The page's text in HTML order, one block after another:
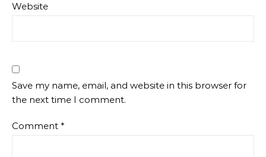
Website
Save my name, email, and website in this browser for
the next time I comment.
Comment *